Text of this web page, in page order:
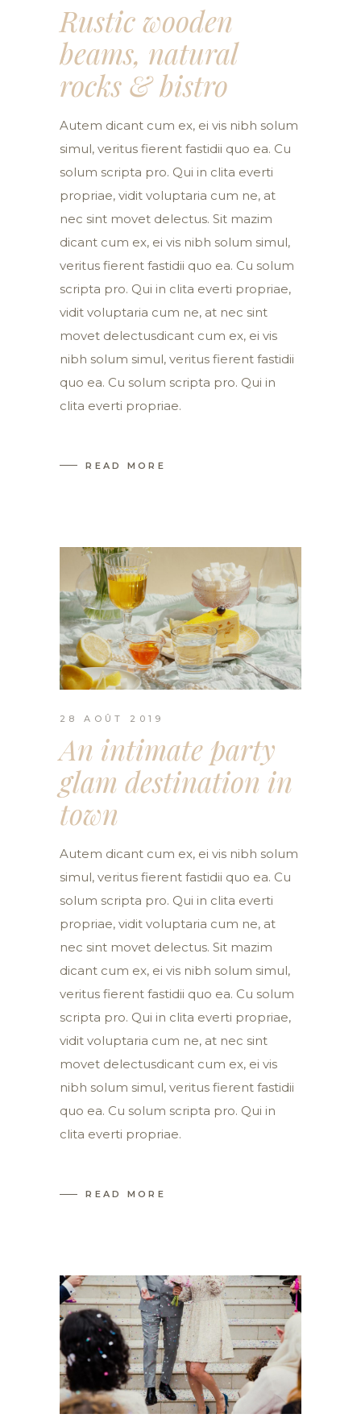
Rustic wooden
beams, natural
rocks & bistro
Autem dicant cum ex, ei vis nibh solum
simul, veritus fierent fastidii quo ea. Cu
solum scripta pro. Qui in clita everti
propriae, vidit voluptaria cum ne, at
nec sint movet delectus. Sit mazim
dicant cum ex, ei vis nibh solum simul,
veritus fierent fastidii quo ea. Cu solum
scripta pro. Qui in clita everti propriae,
vidit voluptaria cum ne, at nec sint
movet delectusdicant cum ex, ei vis
nibh solum simul, veritus fierent fastidii
quo ea. Cu solum scripta pro. Qui in
clita everti propriae.
READ MORE
28 AOÛT 2019
An intimate party
glam destination in
town
Autem dicant cum ex, ei vis nibh solum
simul, veritus fierent fastidii quo ea. Cu
solum scripta pro. Qui in clita everti
propriae, vidit voluptaria cum ne, at
nec sint movet delectus. Sit mazim
dicant cum ex, ei vis nibh solum simul,
veritus fierent fastidii quo ea. Cu solum
scripta pro. Qui in clita everti propriae,
vidit voluptaria cum ne, at nec sint
movet delectusdicant cum ex, ei vis
nibh solum simul, veritus fierent fastidii
quo ea. Cu solum scripta pro. Qui in
clita everti propriae.
READ MORE